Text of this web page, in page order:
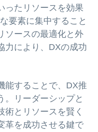
ったリソースを効果
要素に集中すること
ソースの最適化と外
力により、DXの成功
能することで、DX推
。リーダーシップと
術とリソースを賢く
革を成功させる鍵で